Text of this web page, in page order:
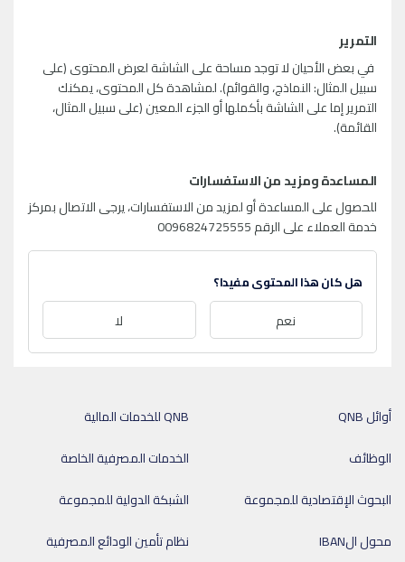
التمرير
في بعض الأحيان لا توجد مساحة على الشاشة لعرض المحتوى (على
سبيل المثال: النماذج، والقوائم). لمشاهدة كل المحتوى، يمكنك
التمرير إما على الشاشة بأكملها أو الجزء المعين (على سبيل المثال،
القائمة).
المساعدة ومزيد من الاستفسارات
للحصول على المساعدة أو لمزيد من الاستفسارات، يرجى الاتصال بمركز
خدمة العملاء على الرقم 0096824725555
هل كان هذا المحتوى مفيدا؟
نعم لا
QNB للخدمات المالية
أوائل QNB
الخدمات المصرفية الخاصة
الوظائف
الشبكة الدولية للمجموعة
البحوث الإقتصادية للمجموعة
نظام تأمين الودائع المصرفية
محول الIBAN